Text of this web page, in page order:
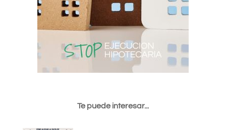
Te puede interesar...